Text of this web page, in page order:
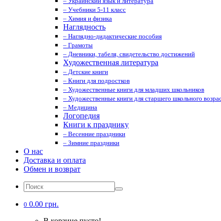
– Учебники 5-11 класс
– Химия и физика
Наглядность
– Наглядно-дидактические пособия
– Грамоты
– Дневники, табеля, свидетельство достижений
Художественная литература
– Детские книги
– Книги для подростков
– Художественные книги для младших школьников
– Художественные книги для старшего школьного
– Медицина
Логопедия
Книги к празднику
– Весенние праздники
– Зимние праздники
О нас
Доставка и оплата
Обмен и возврат
0 0.00 грн.